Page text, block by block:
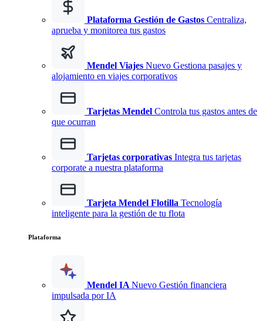
Plataforma Gestión de Gastos Centraliza,
aprueba y monitorea tus gastos
Mendel Viajes Nuevo Gestiona pasajes y
alojamiento en viajes corporativos
Tarjetas Mendel Controla tus gastos antes de
que ocurran
Tarjetas corporativas Integra tus tarjetas
corporate a nuestra plataforma
Tarjeta Mendel Flotilla Tecnología
inteligente para la gestión de tu flota
Plataforma
Mendel IA Nuevo Gestión financiera
impulsada por IA